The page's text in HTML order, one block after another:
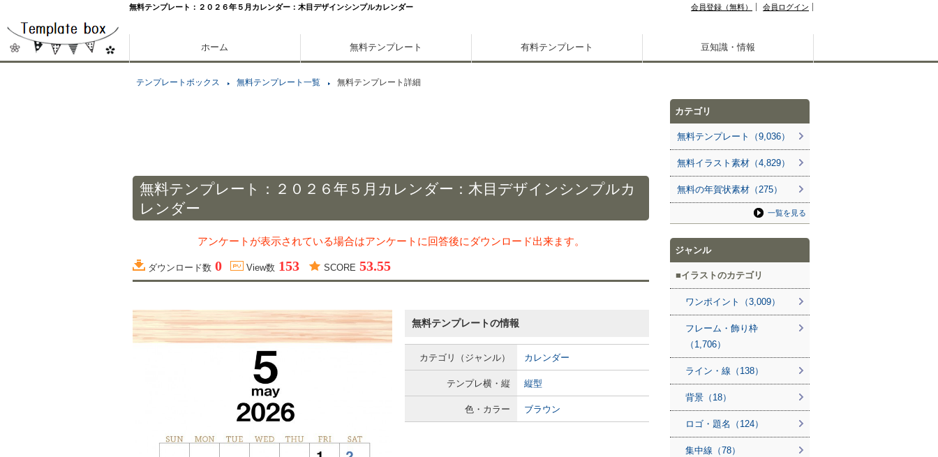
無料テンプレート：２０２６年５月カレンダー：木目デザインシンプルカレンダー 会員登録（無料） 会員ログイン
ホーム 無料テンプレート 有料テンプレート 豆知識・情報
テンプレートボックス 無料テンプレート一覧 無料テンプレート詳細
無料テンプレート：２０２６年５月カレンダー：木目デザインシンプルカ
レンダー
アンケートが表示されている場合はアンケートに回答後にダウンロード出来ます。
ダウンロード数 0 View数 153 SCORE 53.55
無料テンプレートの情報
カテゴリ（ジャンル） カレンダー
テンプレ横・縦 縦型
色・カラー ブラウン
カテゴリ
無料テンプレート（9,036）
無料イラスト素材（4,829）
無料の年賀状素材（275）
一覧を見る
ジャンル
イラストのカテゴリ
ワンポイント（3,009）
フレーム・飾り枠
（1,706）
ライン・線（138）
背景（18）
ロゴ・題名（124）
集中線（78）